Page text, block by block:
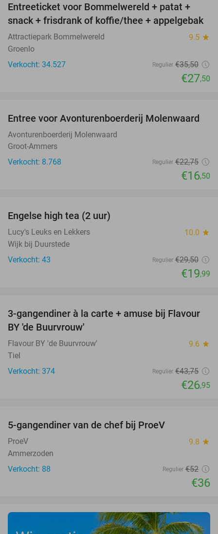
23%
Entreeticket voor Bommelwereld + patat +
snack + frisdrank of koffie/thee + appelgebak
Attractiepark Bommelwereld 9.5 star
Groenlo
Verkocht: 34.527
Regulier €35,50
€27,50
27%
Entree voor Avonturenboerderij Molenwaard
Avonturenboerderij Molenwaard
Groot-Ammers
Verkocht: 8.768
Regulier €22,75
€16,50
Engelse high tea (2 uur)
Lucy's Leuks en Lekkers 10.0 star
Wijk bij Duurstede
Verkocht: 43
Regulier €29,50
€19,99
38%
3-gangendiner à la carte + amuse bij Flavour
BY 'de Buurvrouw'
Flavour BY 'de Buurvrouw' 9.6 star
Tiel
Verkocht: 374
Regulier €43,75
€26,95
5-gangendiner van de chef bij ProeV
ProeV 9.8 star
Ammerzoden
Verkocht: 88
Regulier €52
€36